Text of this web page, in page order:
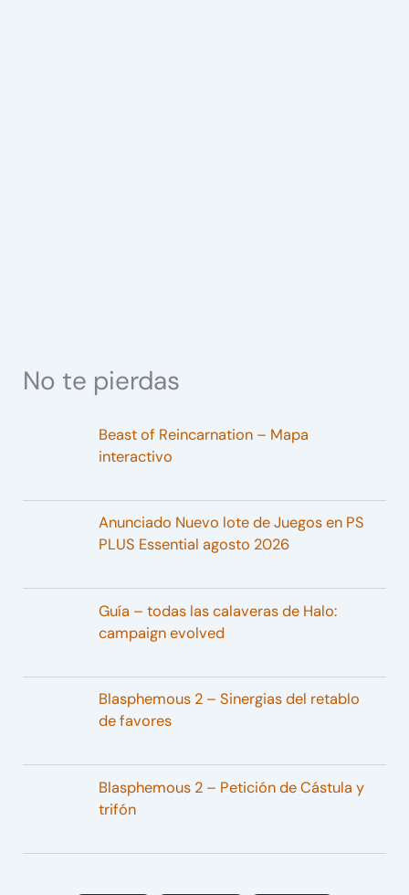
No te pierdas
Beast of Reincarnation – Mapa
interactivo
Anunciado Nuevo lote de Juegos en PS
PLUS Essential agosto 2026
Guía – todas las calaveras de Halo:
campaign evolved
Blasphemous 2 – Sinergias del retablo
de favores
Blasphemous 2 – Petición de Cástula y
trifón